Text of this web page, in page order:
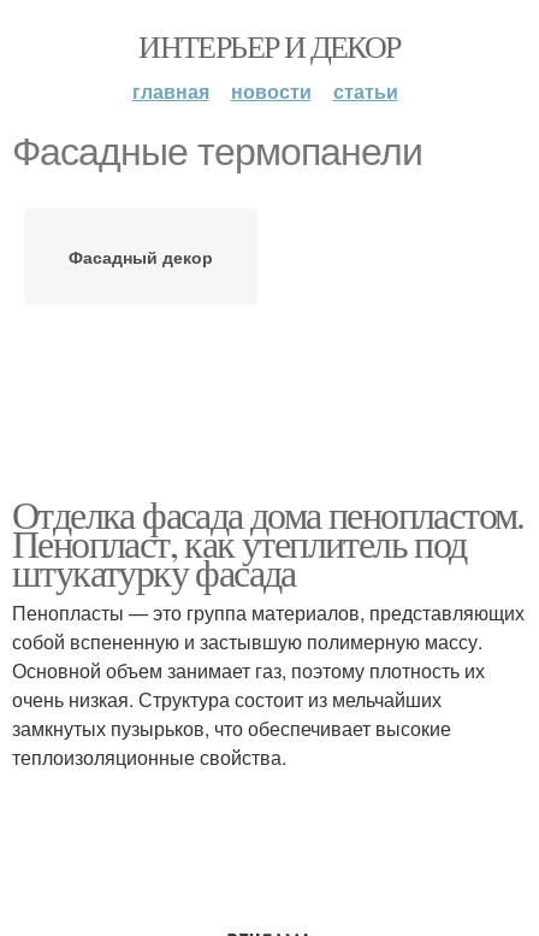
ИНТЕРЬЕР И ДЕКОР
главная новости статьи
Фасадные термопанели
Фасадный декор
Отделка фасада дома пенопластом.
Пенопласт, как утеплитель под
штукатурку фасада
Пенопласты — это группа материалов, представляющих
собой вспененную и застывшую полимерную массу.
Основной объем занимает газ, поэтому плотность их
очень низкая. Структура состоит из мельчайших
замкнутых пузырьков, что обеспечивает высокие
теплоизоляционные свойства.